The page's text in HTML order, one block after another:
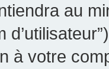
au
à votre